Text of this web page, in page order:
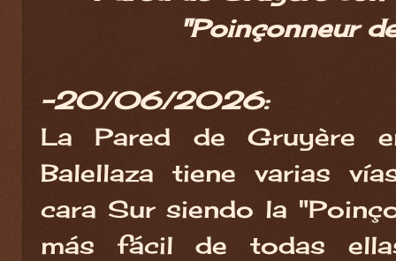
"Poinçonneur
-20/06/2026:
La Pared de Gruyère
Balellaza tiene varias
cara Sur siendo la
más fácil de todas